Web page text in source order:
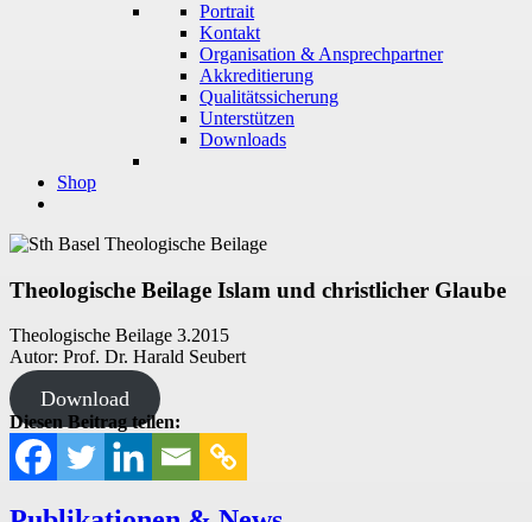
Portrait
Kontakt
Organisation & Ansprechpartner
Akkreditierung
Qualitätssicherung
Unterstützen
Downloads
Shop
Theologische Beilage Islam und christlicher Glaube
Theologische Beilage 3.2015
Autor: Prof. Dr. Harald Seubert
Download
Diesen Beitrag teilen: